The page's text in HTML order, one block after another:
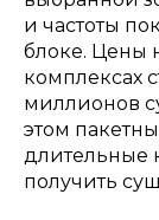
и частоты
блоке. Цены
комплексах
миллионов
этом
длительные
получить